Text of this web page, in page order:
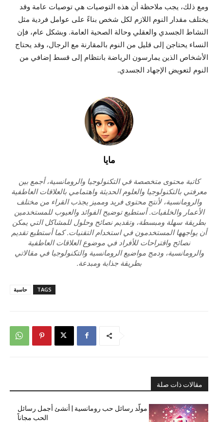
ومع ذلك، يجب ملاحظة أن هذه التوصيات هي توصيات عامة وقد
يختلف مقدار النوم اللازم لكل شخص بناءً على عوامل فردية مثل
النشاط الجسدي والعقلي وحالة الصحية العامة. وبشكل عام، فإن
النساء يحتاجن إلى قليل من النوم بالمقارنة مع الرجال، وقد يحتاج
الأشخاص الذين يمارسون الرياضة بانتظام إلى قسط إضافي من
النوم لتعويض الإجهاد الجسدي.
مايا
كاتبة محتوى متخصصة في التكنولوجيا والرومانسية، أجمع بين
معرفتي بالتكنولوجيا والعلوم الحديثة واهتمامي بالعلاقات العاطفية
والرومانسية، لأنتج محتوى فريد ومميز يجذب القراء من مختلف
الأعمار والخلفيات. أستطيع توضيح الفوائد والعيوب للمستخدمين
بطريقة سهلة ومبسطة، وتقديم نصائح وحلول للمشاكل التي يمكن
أن يواجهها المستخدمون في استخدام التقنيات. كما أستطيع تقديم
نصائح واقتراحات للأفراد في موضوع العلاقات العاطفية
والرومانسية، ودمج مواضيع الرومانسية والتكنولوجيا في مقالاتي
بطريقة جذابة ومبدعة.
TAGS حاسبة
مقالات ذات صلة
مولّد رسائل حب رومانسية | أنشئ أجمل رسائل
الحب مجاناً